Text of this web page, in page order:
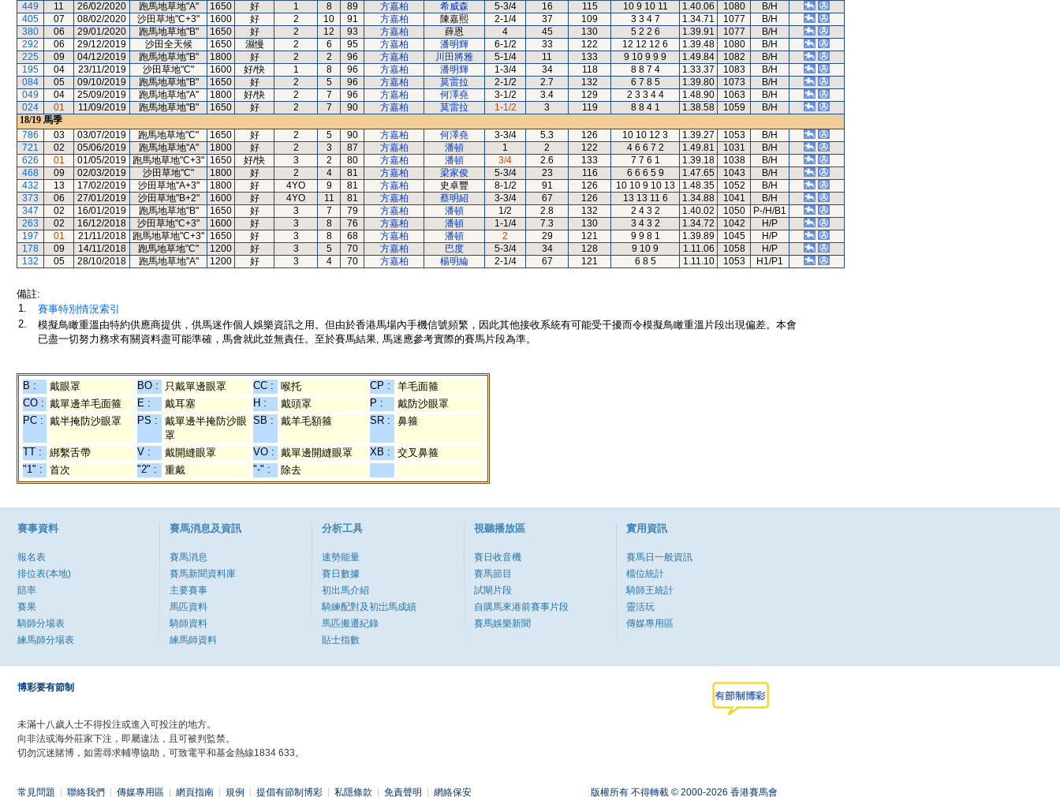
449
11 26/02/2020 跑馬地草地"A" 1650 好 1 8 89 方嘉柏 希威森 5-3/4 16 115 10 9 10 11 1.40.06 1080
B/H
405
07 08/02/2020 沙田草地"C+3" 1600 好 2 10 91 方嘉柏 陳嘉熙 2-1/4 37 109 3 3 4 7 1.34.71 1077
B/H
380
06 29/01/2020 跑馬地草地"B" 1650 好 2 12 93 方嘉柏 薛恩 4 45 130 5 2 2 6 1.39.91 1077
B/H
292
06 29/12/2019 沙田全天候 1650 濕慢 2 6 95 方嘉柏 潘明輝 6-1/2 33 122 12 12 12 6 1.39.48 1080
B/H
225
09 04/12/2019 跑馬地草地"B" 1800 好 2 2 96 方嘉柏 川田將雅 5-1/4 11 133 9 10 9 9 9 1.49.84 1082
B/H
195
04 23/11/2019 沙田草地"C" 1600 好/快 1 8 96 方嘉柏 潘明輝 1-3/4 34 118 8 8 7 4 1.33.37 1083
B/H
084
05 09/10/2019 跑馬地草地"B" 1650 好 2 5 96 方嘉柏 莫雷拉 2-1/2 2.7 132 6 7 8 5 1.39.80 1073
B/H
049
04 25/09/2019 跑馬地草地"A" 1800 好/快 2 7 96 方嘉柏 何澤堯 3-1/2 3.4 129 2 3 3 4 4 1.48.90 1063
B/H
024
01 11/09/2019 跑馬地草地"B" 1650 好 2 7 90 方嘉柏 莫雷拉 1-1/2 3 119 8 8 4 1 1.38.58 1059
B/H
18/19 馬季
786
03 03/07/2019 跑馬地草地"C" 1650 好 2 5 90 方嘉柏 何澤堯 3-3/4 5.3 126 10 10 12 3 1.39.27 1053
B/H
721
02 05/06/2019 跑馬地草地"A" 1800 好 2 3 87 方嘉柏 潘頓 1 2 122 4 6 6 7 2 1.49.81 1031
B/H
626
01 01/05/2019 跑馬地草地"C+3" 1650 好/快 3 2 80 方嘉柏 潘頓 3/4 2.6 133 7 7 6 1 1.39.18 1038
B/H
468
09 02/03/2019 沙田草地"C" 1800 好 2 4 81 方嘉柏 梁家俊 5-3/4 23 116 6 6 6 5 9 1.47.65 1043
B/H
432
13 17/02/2019 沙田草地"A+3" 1800 好 4YO 9 81 方嘉柏 史卓豐 8-1/2 91 126 10 10 9 10 13 1.48.35 1052
B/H
373
06 27/01/2019 沙田草地"B+2" 1600 好 4YO 11 81 方嘉柏 蔡明紹 3-3/4 67 126 13 13 11 6 1.34.88 1041
B/H
347
02 16/01/2019 跑馬地草地"B" 1650 好 3 7 79 方嘉柏 潘頓 1/2 2.8 132 2 4 3 2 1.40.02 1050
P-/H/B1
263
02 16/12/2018 沙田草地"C+3" 1600 好 3 8 76 方嘉柏 潘頓 1-1/4 7.3 130 3 4 3 2 1.34.72 1042
H/P
197
01 21/11/2018 跑馬地草地"C+3" 1650 好 3 8 68 方嘉柏 潘頓 2 29 121 9 9 8 1 1.39.89 1045
H/P
178
09 14/11/2018 跑馬地草地"C" 1200 好 3 5 70 方嘉柏 巴度 5-3/4 34 128 9 10 9 1.11.06 1058
H/P
132
05 28/10/2018 跑馬地草地"A" 1200 好 3 4 70 方嘉柏 楊明綸 2-1/4 67 121 6 8 5 1.11.10 1053 H1/P1
備註:
1.
賽事特別情況索引
2.
模擬鳥瞰重溫由特約供應商提供，供馬迷作個人娛樂資訊之用。但由於香港馬場內手機信號頻繁，因此其他接收系統有可能受干擾而令模擬鳥瞰重溫片段出現偏差。本會
已盡一切努力務求有關資料盡可能準確，馬會就此並無責任。至於賽馬結果, 馬迷應參考實際的賽馬片段為準。
B : 戴眼罩 BO : 只戴單邊眼罩 CC : 喉托 CP :
羊毛面箍
CO : 戴單邊羊毛面箍 E : 戴耳塞 H : 戴頭罩 P :
戴防沙眼罩
PC : 戴半掩防沙眼罩 PS :
戴單邊半掩防沙眼
罩
SB : 戴羊毛額箍 SR : 鼻箍
TT : 綁繫舌帶 V : 戴開縫眼罩 VO : 戴單邊開縫眼罩 XB :
交叉鼻箍
"1" :
首次 "2" : 重戴 "-" : 除去
賽事資料
報名表
排位表(本地)
賠率
賽果
騎師分場表
練馬師分場表
賽馬消息及資訊
賽馬消息
賽馬新聞資料庫
主要賽事
馬匹資料
騎師資料
練馬師資料
分析工具
速勢能量
賽日數據
初出馬介紹
騎練配對及初岀馬成績
馬匹搬遷紀錄
貼士指數
視聽播放區
賽日收音機
賽馬節目
試閘片段
自購馬來港前賽事片段
賽馬娛樂新聞
實用資訊
賽馬日一般資訊
檔位統計
騎師王統計
靈活玩
傳媒專用區
博彩要有節制
未滿十八歲人士不得投注或進入可投注的地方。
向非法或海外莊家下注，即屬違法，且可被判監禁。
切勿沉迷賭博，如需尋求輔導協助，可致電平和基金熱線1834 633。
常見問題 聯絡我們 傳媒專用區 網頁指南 規例 提倡有節制博彩 私隱條款 免責聲明 網絡保安 版權所有 不得轉載 © 2000-2026 香港賽馬會